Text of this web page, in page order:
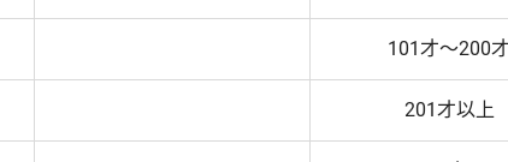
101才～200才
201才以上